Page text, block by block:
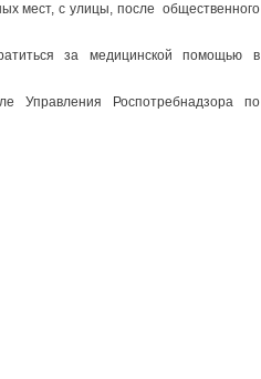
мест, с улицы, после общественного
за медицинской помощью в
Управления Роспотребнадзора по